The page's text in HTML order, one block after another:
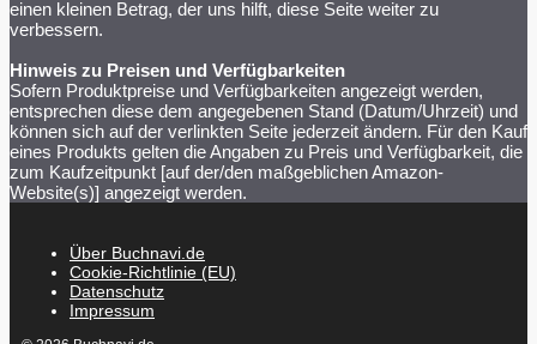
einen kleinen Betrag, der uns hilft, diese Seite weiter zu
verbessern.
Hinweis zu Preisen und Verfügbarkeiten
Sofern Produktpreise und Verfügbarkeiten angezeigt werden,
entsprechen diese dem angegebenen Stand (Datum/Uhrzeit) und
können sich auf der verlinkten Seite jederzeit ändern. Für den Kauf
eines Produkts gelten die Angaben zu Preis und Verfügbarkeit, die
zum Kaufzeitpunkt [auf der/den maßgeblichen Amazon-
Website(s)] angezeigt werden.
Über Buchnavi.de
Cookie-Richtlinie (EU)
Datenschutz
Impressum